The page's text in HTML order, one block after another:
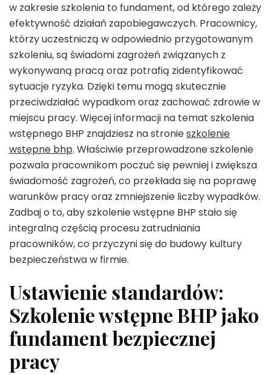
w zakresie szkolenia to fundament, od którego zależy
efektywność działań zapobiegawczych. Pracownicy,
którzy uczestniczą w odpowiednio przygotowanym
szkoleniu, są świadomi zagrożeń związanych z
wykonywaną pracą oraz potrafią zidentyfikować
sytuacje ryzyka. Dzięki temu mogą skutecznie
przeciwdziałać wypadkom oraz zachować zdrowie w
miejscu pracy. Więcej informacji na temat szkolenia
wstępnego BHP znajdziesz na stronieszkolenie
wstępne bhp. Właściwie przeprowadzone szkolenie
pozwala pracownikom poczuć się pewniej i zwiększa
świadomość zagrożeń, co przekłada się na poprawę
warunków pracy oraz zmniejszenie liczby wypadków.
Zadbaj o to, aby szkolenie wstępne BHP stało się
integralną częścią procesu zatrudniania
pracowników, co przyczyni się do budowy kultury
bezpieczeństwa w firmie.
Ustawienie standardów:
Szkolenie wstępne BHP jako
fundament bezpiecznej
pracy